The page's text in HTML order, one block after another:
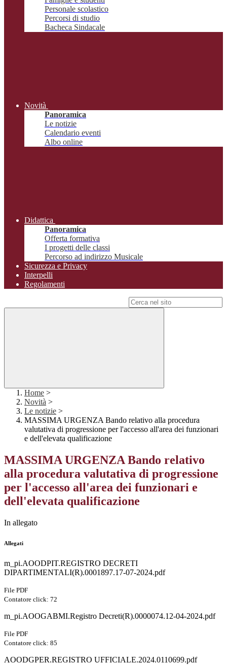
Personale scolastico
Percorsi di studio
Bacheca Sindacale
Novità
Panoramica
Le notizie
Calendario eventi
Albo online
Didattica
Panoramica
Offerta formativa
I progetti delle classi
Percorso ad indirizzo Musicale
Sicurezza e Privacy
Interpelli
Regolamenti
Home >
Novità >
Le notizie >
MASSIMA URGENZA Bando relativo alla procedura
valutativa di progressione per l'accesso all'area dei funzionari
e dell'elevata qualificazione
MASSIMA URGENZA Bando relativo
alla procedura valutativa di progressione
per l'accesso all'area dei funzionari e
dell'elevata qualificazione
In allegato
Allegati
m_pi.AOODPIT.REGISTRO DECRETI
DIPARTIMENTALI(R).0001897.17-07-2024.pdf
File PDF
Contatore click: 72
m_pi.AOOGABMI.Registro Decreti(R).0000074.12-04-2024.pdf
File PDF
Contatore click: 85
AOODGPER.REGISTRO UFFICIALE.2024.0110699.pdf